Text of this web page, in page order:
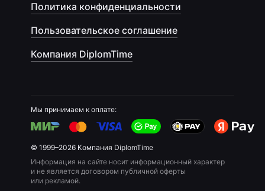
Политика конфиденциальности
Пользовательское соглашение
Компания DiplomTime
Мы принимаем к оплате:
© 1999–2026 Компания DiplomTime
Информация на сайте носит информационный характер
и не является договором публичной оферты
или рекламой.